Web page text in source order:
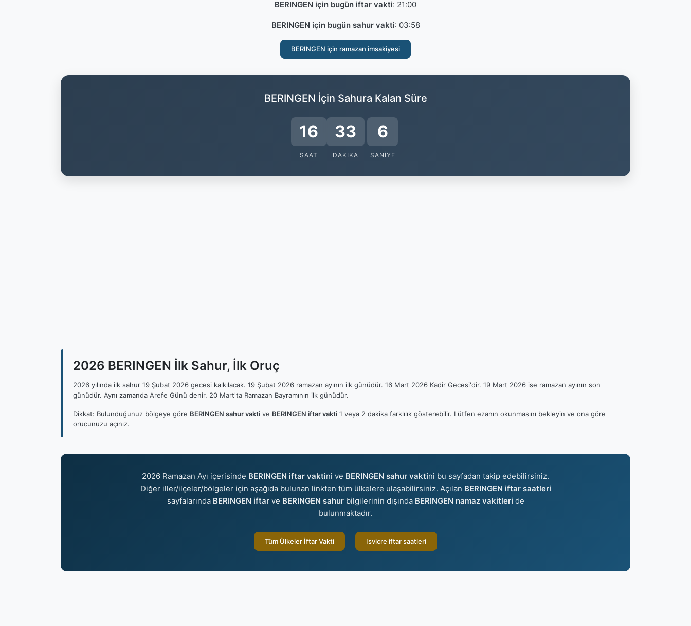
BERINGEN için bugün iftar vakti: 21:00
BERINGEN için bugün sahur vakti: 03:58
BERINGEN için ramazan imsakiyesi
BERINGEN İçin Sahura Kalan Süre
16
SAAT
33
DAKIKA
6
SANIYE
2026 BERINGEN İlk Sahur, İlk Oruç
2026 yılında ilk sahur 19 Şubat 2026 gecesi kalkılacak. 19 Şubat 2026 ramazan ayının ilk günüdür. 16 Mart 2026 Kadir Gecesi'dir. 19 Mart 2026 ise ramazan ayının son
günüdür. Aynı zamanda Arefe Günü denir. 20 Mart'ta Ramazan Bayramının ilk günüdür.
Dikkat: Bulunduğunuz bölgeye göre BERINGEN sahur vakti ve BERINGEN iftar vakti 1 veya 2 dakika farklılık gösterebilir. Lütfen ezanın okunmasını bekleyin ve ona göre
orucunuzu açınız.
2026 Ramazan Ayı içerisinde BERINGEN iftar vaktini ve BERINGEN sahur vaktini bu sayfadan takip edebilirsiniz.
Diğer iller/ilçeler/bölgeler için aşağıda bulunan linkten tüm ülkelere ulaşabilirsiniz. Açılan BERINGEN iftar saatleri
sayfalarında BERINGEN iftarve BERINGEN sahurbilgilerinin dışında BERINGEN namaz vakitleri de
bulunmaktadır.
Tüm Ülkeler İftar Vakti Isvicre iftar saatleri